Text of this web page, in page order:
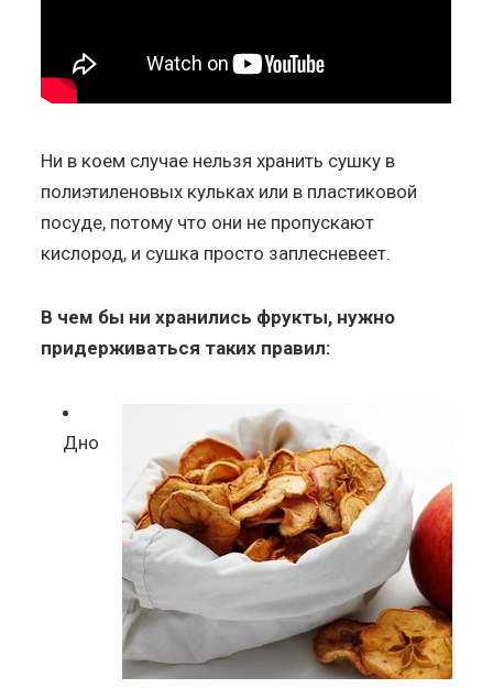
Ни в коем случае нельзя хранить сушку в
полиэтиленовых кульках или в пластиковой
посуде, потому что они не пропускают
кислород, и сушка просто заплесневеет.
В чем бы ни хранились фрукты, нужно
придерживаться таких правил:
Дно